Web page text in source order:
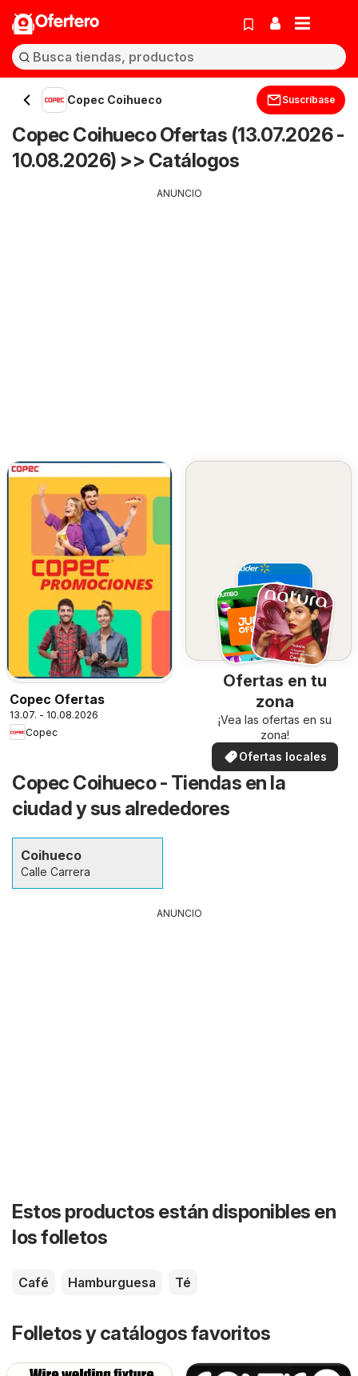
Ofertero
Copec Coihueco Suscríbase
Copec Coihueco Ofertas (13.07.2026 -
10.08.2026) >> Catálogos
ANUNCIO
Copec Ofertas
13.07. - 10.08.2026
Copec
Ofertas en tu
zona
¡Vea las ofertas en su
zona!
Ofertas locales
Copec Coihueco - Tiendas en la
ciudad y sus alrededores
Coihueco
Calle Carrera
ANUNCIO
Estos productos están disponibles en
los folletos
Café Hamburguesa Té
Folletos y catálogos favoritos